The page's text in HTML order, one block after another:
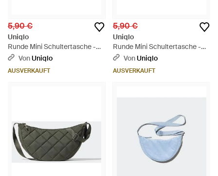
5,90 €
Uniqlo
Runde Mini Schultertasche -
BlauVonUniqlo
AUSVERKAUFT
5,90 €
Uniqlo
Runde Mini Schultertasche -
RotVonUniqlo
AUSVERKAUFT